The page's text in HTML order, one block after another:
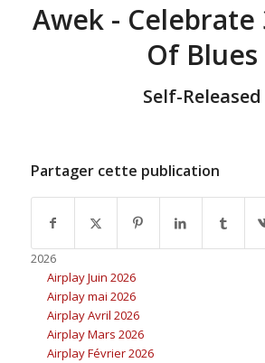
Awek - Celebrate
Of Blues
Self-Released
Partager cette publication
2026
Airplay Juin 2026
Airplay mai 2026
Airplay Avril 2026
Airplay Mars 2026
Airplay Février 2026